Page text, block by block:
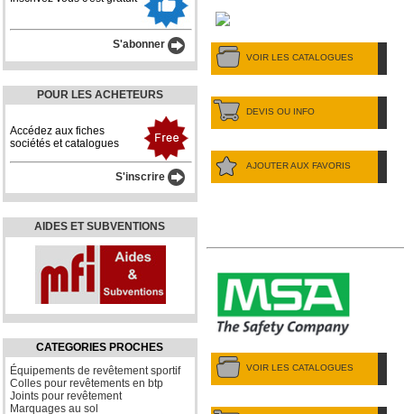
S'abonner
POUR LES ACHETEURS
Accédez aux fiches
sociétés et catalogues
S'inscrire
AIDES ET SUBVENTIONS
CATEGORIES PROCHES
Équipements de revêtement sportif
Colles pour revêtements en btp
Joints pour revêtement
Marquages au sol
VOIR LES CATALOGUES
DEVIS OU INFO
AJOUTER AUX FAVORIS
VOIR LES CATALOGUES